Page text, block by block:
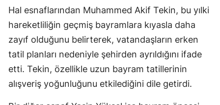
Hal esnaflarından Muhammed Akif Tekin, bu yılki
hareketliliğin geçmiş bayramlara kıyasla daha
zayıf olduğunu belirterek, vatandaşların erken
tatil planları nedeniyle şehirden ayrıldığını ifade
etti. Tekin, özellikle uzun bayram tatillerinin
alışveriş yoğunluğunu etkilediğini dile getirdi.